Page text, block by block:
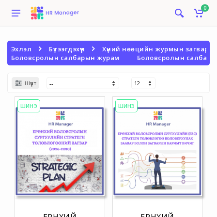
0
Эхлэл Бүтээгдэхүүн
Хүний нөөцийн журмын загвар
Боловсролын салбарын журам
Боловсролын
Шүүлт
ШИНЭ ШИНЭ